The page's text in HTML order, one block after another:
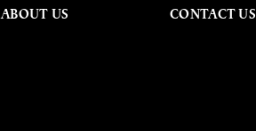
ABOUT US CONTACT US